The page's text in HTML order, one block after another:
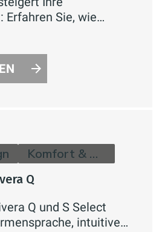
Erfahren Sie, wie
moderne Armaturen
Komfort in Ihrem
Komfort & Hygiene
Q
Q und S Select
intuitive